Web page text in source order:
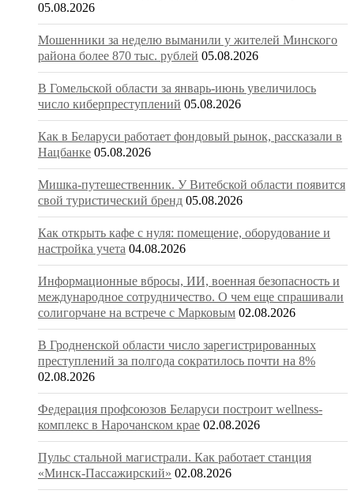
05.08.2026
Мошенники за неделю выманили у жителей Минского
района более 870 тыс. рублей 05.08.2026
В Гомельской области за январь-июнь увеличилось
число киберпреступлений 05.08.2026
Как в Беларуси работает фондовый рынок, рассказали в
Нацбанке 05.08.2026
Мишка-путешественник. У Витебской области появится
свой туристический бренд 05.08.2026
Как открыть кафе с нуля: помещение, оборудование и
настройка учета 04.08.2026
Информационные вбросы, ИИ, военная безопасность и
международное сотрудничество. О чем еще спрашивали
солигорчане на встрече с Марковым 02.08.2026
В Гродненской области число зарегистрированных
преступлений за полгода сократилось почти на 8%
02.08.2026
Федерация профсоюзов Беларуси построит wellness-
комплекс в Нарочанском крае 02.08.2026
Пульс стальной магистрали. Как работает станция
«Минск-Пассажирский» 02.08.2026